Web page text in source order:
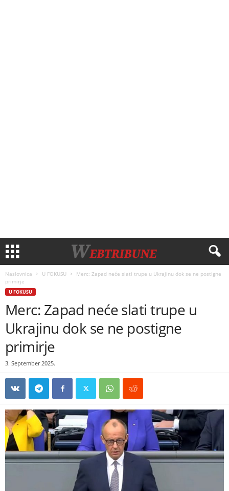
Naslovnica U FOKUSU
Merc: Zapad neće slati trupe u Ukrajinu dok se ne postigne
primirje
U FOKUSU
Merc: Zapad neće slati trupe u
Ukrajinu dok se ne postigne
primirje
3. September 2025.